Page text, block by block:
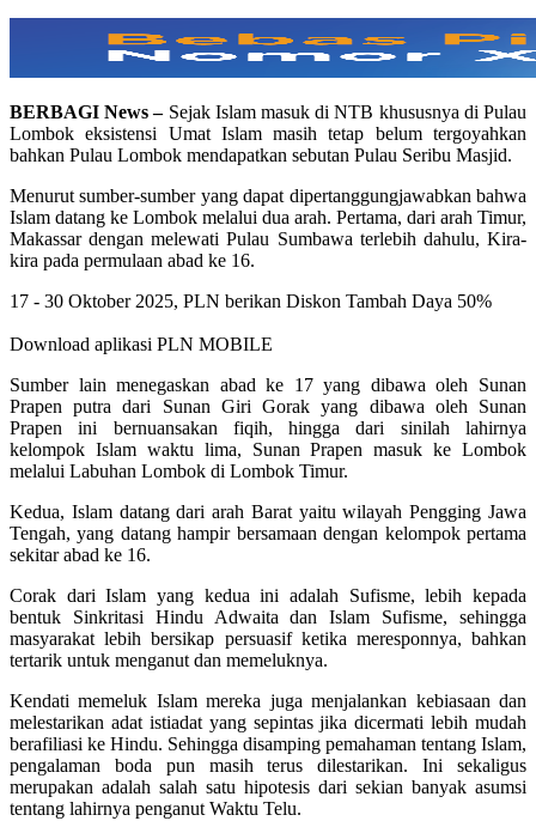
BERBAGI News – Sejak Islam masuk di NTB khususnya di Pulau
Lombok eksistensi Umat Islam masih tetap belum tergoyahkan
bahkan Pulau Lombok mendapatkan sebutan Pulau Seribu Masjid.
Menurut sumber-sumber yang dapat dipertanggungjawabkan bahwa
Islam datang ke Lombok melalui dua arah. Pertama, dari arah Timur,
Makassar dengan melewati Pulau Sumbawa terlebih dahulu, Kira-
kira pada permulaan abad ke 16.
17 - 30 Oktober 2025, PLN berikan Diskon Tambah Daya 50%
Download aplikasi PLN MOBILE
Sumber lain menegaskan abad ke 17 yang dibawa oleh Sunan
Prapen putra dari Sunan Giri Gorak yang dibawa oleh Sunan
Prapen ini bernuansakan fiqih, hingga dari sinilah lahirnya
kelompok Islam waktu lima, Sunan Prapen masuk ke Lombok
melalui Labuhan Lombok di Lombok Timur.
Kedua, Islam datang dari arah Barat yaitu wilayah Pengging Jawa
Tengah, yang datang hampir bersamaan dengan kelompok pertama
sekitar abad ke 16.
Corak dari Islam yang kedua ini adalah Sufisme, lebih kepada
bentuk Sinkritasi Hindu Adwaita dan Islam Sufisme, sehingga
masyarakat lebih bersikap persuasif ketika meresponnya, bahkan
tertarik untuk menganut dan memeluknya.
Kendati memeluk Islam mereka juga menjalankan kebiasaan dan
melestarikan adat istiadat yang sepintas jika dicermati lebih mudah
berafiliasi ke Hindu. Sehingga disamping pemahaman tentang Islam,
pengalaman boda pun masih terus dilestarikan. Ini sekaligus
merupakan adalah salah satu hipotesis dari sekian banyak asumsi
tentang lahirnya penganut Waktu Telu.